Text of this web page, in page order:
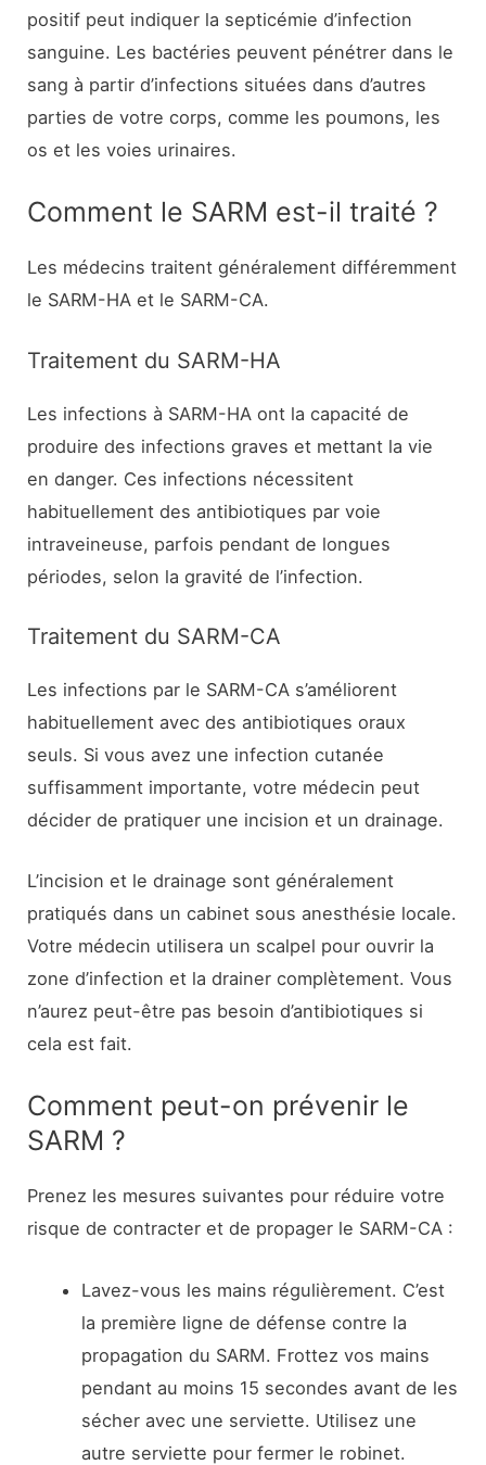
positif peut indiquer la septicémie d’infection
sanguine. Les bactéries peuvent pénétrer dans le
sang à partir d’infections situées dans d’autres
parties de votre corps, comme les poumons, les
os et les voies urinaires.
Comment le SARM est-il traité ?
Les médecins traitent généralement différemment
le SARM-HA et le SARM-CA.
Traitement du SARM-HA
Les infections à SARM-HA ont la capacité de
produire des infections graves et mettant la vie
en danger. Ces infections nécessitent
habituellement des antibiotiques par voie
intraveineuse, parfois pendant de longues
périodes, selon la gravité de l’infection.
Traitement du SARM-CA
Les infections par le SARM-CA s’améliorent
habituellement avec des antibiotiques oraux
seuls. Si vous avez une infection cutanée
suffisamment importante, votre médecin peut
décider de pratiquer une incision et un drainage.
L’incision et le drainage sont généralement
pratiqués dans un cabinet sous anesthésie locale.
Votre médecin utilisera un scalpel pour ouvrir la
zone d’infection et la drainer complètement. Vous
n’aurez peut-être pas besoin d’antibiotiques si
cela est fait.
Comment peut-on prévenir le
SARM ?
Prenez les mesures suivantes pour réduire votre
risque de contracter et de propager le SARM-CA :
Lavez-vous les mains régulièrement. C’est
la première ligne de défense contre la
propagation du SARM. Frottez vos mains
pendant au moins 15 secondes avant de les
sécher avec une serviette. Utilisez une
autre serviette pour fermer le robinet.